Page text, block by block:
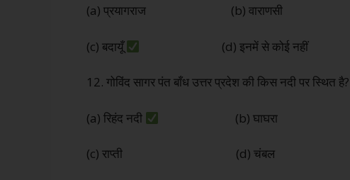
(a) प्रयागराज (b) वाराणसी
(c) बदायूँ (d) इनमें से कोई नहीं
12. गोविंद सागर पंत बाँध उत्तर प्रदेश की किस नदी पर स्थित है?
(a) रिहंद नदी (b) घाघरा
(c) राप्ती (d) चंबल